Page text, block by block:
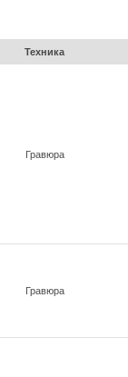
Техника
Гравюра
Гравюра